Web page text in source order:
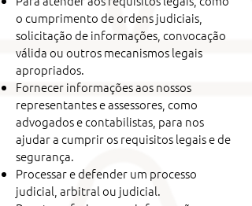
o cumprimento de ordens judiciais,
solicitação de informações, convocação
válida ou outros mecanismos legais
apropriados.
Fornecer informações aos nossos
representantes e assessores, como
advogados e contabilistas, para nos
ajudar a cumprir os requisitos legais e de
segurança.
Processar e defender um processo
judicial, arbitral ou judicial.